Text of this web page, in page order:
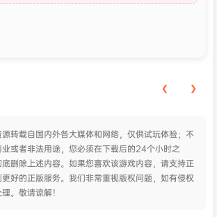
❮ ❯
转载自国内外各大媒体和网络，仅供试玩体验；不
或者非法用途，您必须在下载后的24个小时之
删除上述内容。如果您喜欢该游戏内容，请支持正
好的正版服务。我们非常重视版权问题，如有侵权
。敬请谅解！